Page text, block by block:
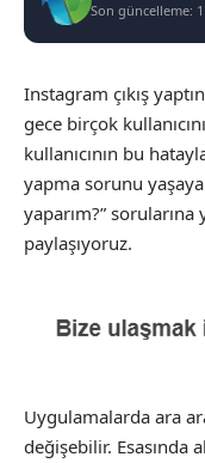
Son güncelleme:
Instagram çıkış
gece birçok
kullanıcının bu
yapma sorunu
yaparım?”
paylaşıyoruz.
Uygulamalarda ara
değişebilir. Esasında